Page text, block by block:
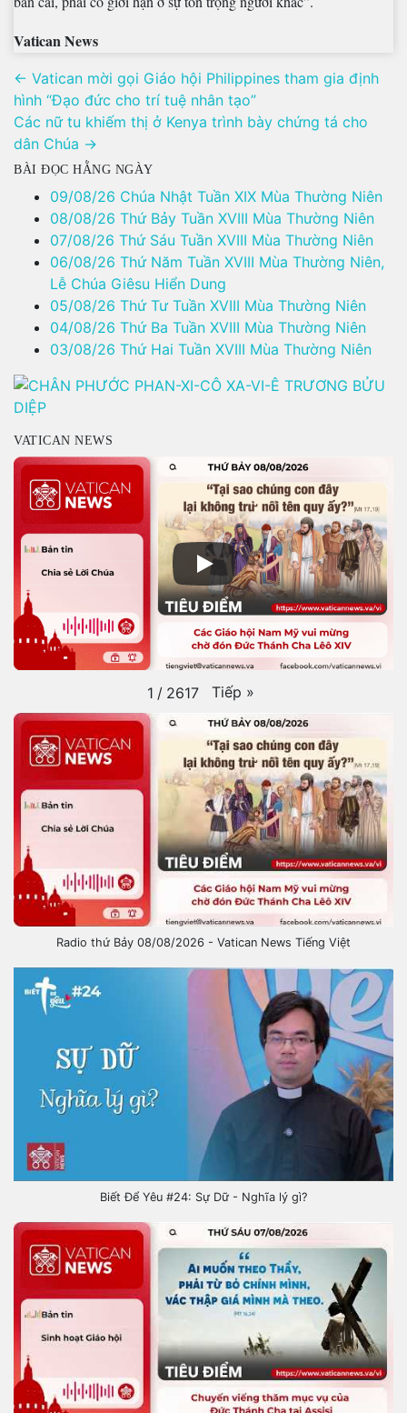
Vatican News
Điều
hướng
bài
viết
← Vatican mời gọi Giáo hội Philippines tham gia định
hình “Đạo đức cho trí tuệ nhân tạo”
Các nữ tu khiếm thị ở Kenya trình bày chứng tá cho
dân Chúa →
BÀI ĐỌC HẰNG NGÀY
09/08/26 Chúa Nhật Tuần XIX Mùa Thường Niên
08/08/26 Thứ Bảy Tuần XVIII Mùa Thường Niên
07/08/26 Thứ Sáu Tuần XVIII Mùa Thường Niên
06/08/26 Thứ Năm Tuần XVIII Mùa Thường Niên,
Lễ Chúa Giêsu Hiển Dung
05/08/26 Thứ Tư Tuần XVIII Mùa Thường Niên
04/08/26 Thứ Ba Tuần XVIII Mùa Thường Niên
03/08/26 Thứ Hai Tuần XVIII Mùa Thường Niên
VATICAN NEWS
1 / 2617 Tiếp »
Radio thứ Bảy 08/08/2026 - Vatican News Tiếng Việt
Biết Để Yêu #24: Sự Dữ - Nghĩa lý gì?